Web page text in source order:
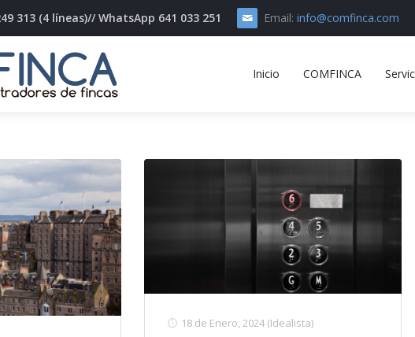
313 (4 líneas)// WhatsApp 641 033 251 Email: info@comfinca.com
Inicio COMFINCA
18 de Enero, 2024(Idealista)